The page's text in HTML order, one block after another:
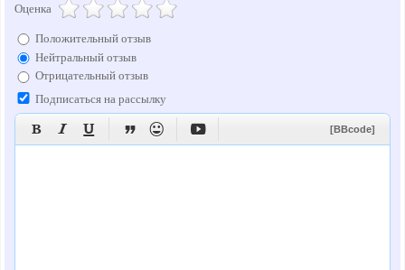
Оценка
Положительный отзыв
Нейтральный отзыв
Отрицательный отзыв
Подписаться на рассылку
      [BBcode]